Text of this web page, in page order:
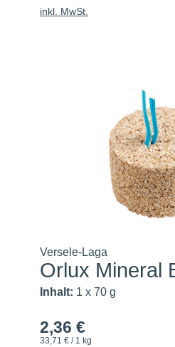
inkl. MwSt.
Versele-Laga
Orlux Mineral
Inhalt: 1 x 70 g
2,36 €
33,71 € / 1 kg